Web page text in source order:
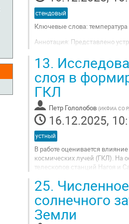
стендовый
Ключевые слова:
Аннотация: Представлено
ИКФИА СО РАН). Изменения
Перейти
на
страницу
доклада
13.
слоя в
ГКЛ
Петр Гололобов (ИКФИА СО
16.12.2025,
устный
В работе оценивается
космических лучей (ГКЛ). На
телескопов станций Нагоя и
Перейти
на
страницу
доклада
25.
солнечного
Земли